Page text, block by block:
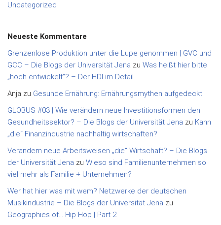
Uncategorized
Neueste Kommentare
Grenzenlose Produktion unter die Lupe genommen | GVC und
GCC – Die Blogs der Universität Jena zu Was heißt hier bitte
„hoch entwickelt“? – Der HDI im Detail
Anja zu Gesunde Ernährung: Ernährungsmythen aufgedeckt
GLOBUS #03 | Wie verändern neue Investitionsformen den
Gesundheitssektor? – Die Blogs der Universität Jena zu Kann
„die“ Finanzindustrie nachhaltig wirtschaften?
Verändern neue Arbeitsweisen „die“ Wirtschaft? – Die Blogs
der Universität Jena zu Wieso sind Familienunternehmen so
viel mehr als Familie + Unternehmen?
Wer hat hier was mit wem? Netzwerke der deutschen
Musikindustrie – Die Blogs der Universität Jena zu
Geographies of… Hip Hop | Part 2